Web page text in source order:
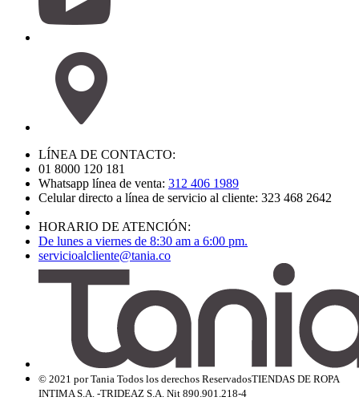
LÍNEA DE CONTACTO:
01 8000 120 181
Whatsapp línea de venta: 312 406 1989
Celular directo a línea de servicio al cliente: 323 468 2642
HORARIO DE ATENCIÓN:
De lunes a viernes de 8:30 am a 6:00 pm.
servicioalcliente@tania.co
© 2021 por Tania Todos los derechos ReservadosTIENDAS DE ROPA
INTIMA S.A. -TRIDEAZ S.A. Nit 890.901.218-4